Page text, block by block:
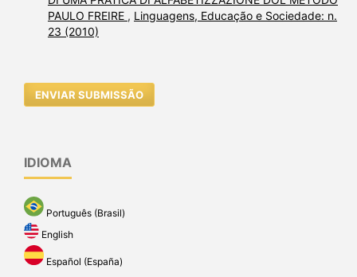
PAULO FREIRE , Linguagens, Educação e Sociedade: n.
23 (2010)
ENVIAR SUBMISSÃO
IDIOMA
Português (Brasil)
English
Español (España)